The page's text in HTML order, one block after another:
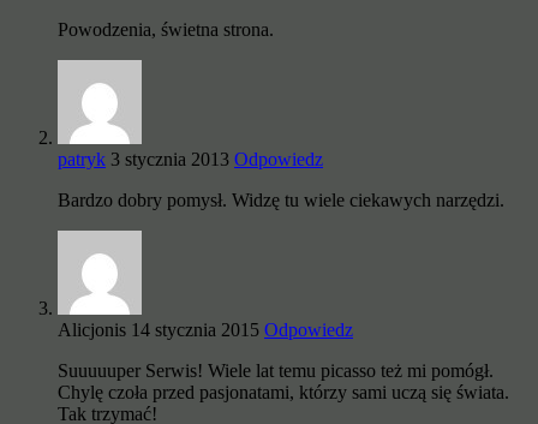
Powodzenia, świetna strona.
patryk 3 stycznia 2013 Odpowiedz
Bardzo dobry pomysł. Widzę tu wiele ciekawych narzędzi.
Alicjonis 14 stycznia 2015 Odpowiedz
Suuuuuper Serwis! Wiele lat temu picasso też mi pomógł.
Chylę czoła przed pasjonatami, którzy sami uczą się świata.
Tak trzymać!